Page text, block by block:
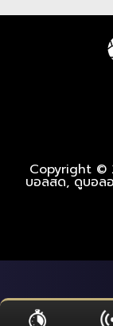
Copyright ©
บอลสด, ดูบอล